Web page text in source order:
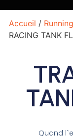
Accueil / Running
RACING TANK
Quand